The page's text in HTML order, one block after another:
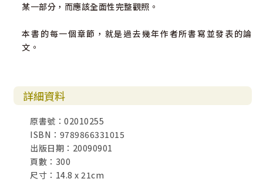
某一部分，而應該全面性完整觀照。
本書的每一個章節，就是過去幾年作者所書寫並發表的論
文。
詳細資料
原書號：02010255
ISBN：9789866331015
出版日期：20090901
頁數：300
尺寸：14.8 x 21cm